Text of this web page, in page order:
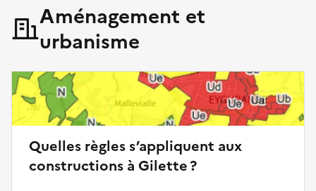
Aménagement et
urbanisme
Quelles règles s’appliquent aux
constructions à Gilette ?